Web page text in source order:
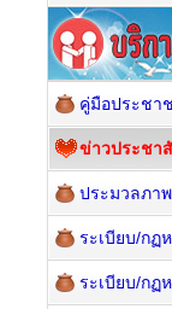
คู่มือประชา
ข่าวประชา
ประมวลภา
ระเบียบ/กฏ
ระเบียบ/กฏ